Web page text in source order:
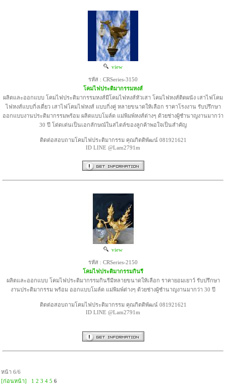
view
รหัส : CRSeries-3150
โคมไฟประติมากรรมหงส์
ผลิตและออกแบบ โคมไฟประติมากรรมหงส์มีโคมไฟหงส์หัวเสา โคมไฟหงส์ติดผนัง เสาไฟโคม
ไฟหงส์แบบกิ่งเดี่ยว เสาไฟโคมไฟหงส์ แบบกิ่งคู่ หลายขนาดให้เลือก ราคาโรงงาน รับปรึกษา
ออกแบบงานประติมากรรมพร้อม ผลิตแบบโมล์ด แม่พิมพ์หงส์ต่างๆ ด้วยช่างผู้ชำนาญงานมากว่า
30 ปี โด่ดเด่นเป็นเอกลักษณ์ในสไตล์ของลูกค้าพอใจเป็นสำคัญ
ติดต่อสอบถามโคมไฟประติมากรรม คุณกิตติพัฒน์ 081921621
ID LINE @Lam2791m
view
รหัส : CRSeries-2150
โคมไฟประติมากรรมกินรี
ผลิตและออกแบบ โคมไฟประติมากรรมกินรีมีหลายขนาดให้เลือก ราคายอมเยาว์ รับปรึกษา
งานประติมากรรม พร้อม ออกแบบโมล์ด แม่พิมพ์ต่างๆ ด้วยช่างผู้ชำนาญงานมากว่า 30 ปี
ติดต่อสอบถามโคมไฟประติมากรรม คุณกิตติพัฒน์ 081921621
ID LINE @Lam2791m
หน้า 6/6
[ก่อนหน้า]
1 2 3 4 5 6